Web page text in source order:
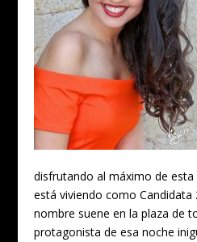
disfrutando al máximo de esta
está viviendo como Candidata
nombre suene en la plaza de
protagonista de esa noche